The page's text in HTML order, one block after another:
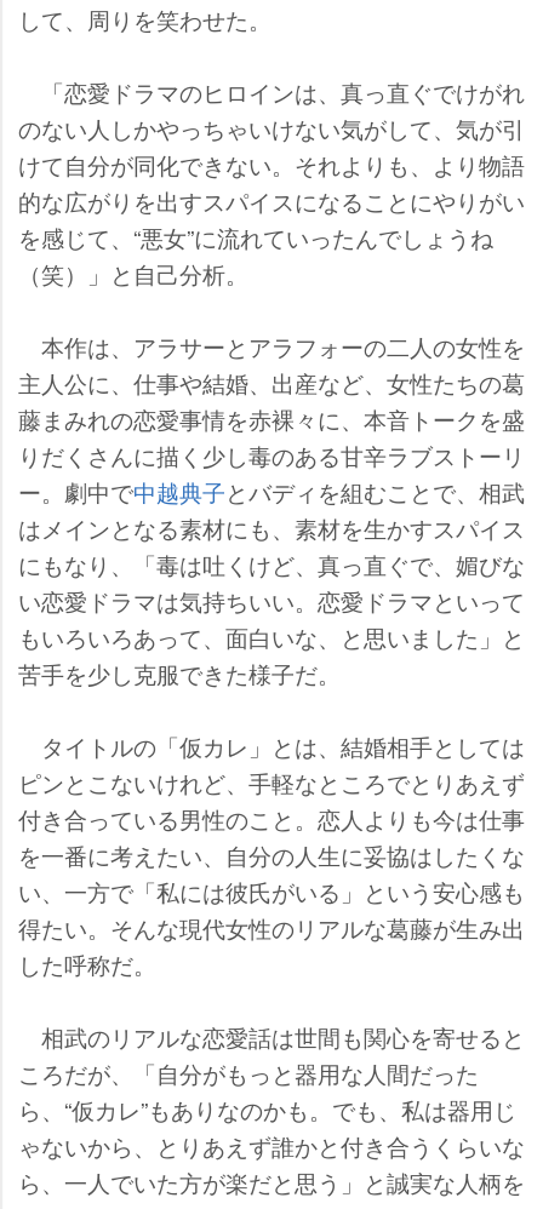
して、周りを笑わせた。
「恋愛ドラマのヒロインは、真っ直ぐでけがれ
のない人しかやっちゃいけない気がして、気が引
けて自分が同化できない。それよりも、より物語
的な広がりを出すスパイスになることにやりがい
を感じて、“悪女”に流れていったんでしょうね
（笑）」と自己分析。
本作は、アラサーとアラフォーの二人の女性を
主人公に、仕事や結婚、出産など、女性たちの葛
藤まみれの恋愛事情を赤裸々に、本音トークを盛
りだくさんに描く少し毒のある甘辛ラブストーリ
ー。劇中で中越典子とバディを組むことで、相武
はメインとなる素材にも、素材を生かすスパイス
にもなり、「毒は吐くけど、真っ直ぐで、媚びな
い恋愛ドラマは気持ちいい。恋愛ドラマといって
もいろいろあって、面白いな、と思いました」と
苦手を少し克服できた様子だ。
タイトルの「仮カレ」とは、結婚相手としては
ピンとこないけれど、手軽なところでとりあえず
付き合っている男性のこと。恋人よりも今は仕事
を一番に考えたい、自分の人生に妥協はしたくな
い、一方で「私には彼氏がいる」という安心感も
得たい。そんな現代女性のリアルな葛藤が生み出
した呼称だ。
相武のリアルな恋愛話は世間も関心を寄せると
ころだが、「自分がもっと器用な人間だった
ら、“仮カレ”もありなのかも。でも、私は器用じ
ゃないから、とりあえず誰かと付き合うくらいな
ら、一人でいた方が楽だと思う」と誠実な人柄を